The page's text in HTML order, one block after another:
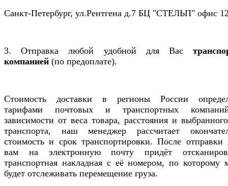
Санкт-Петербург, ул.Рентгена д.7 БЦ "СТЕЛЬП" офис
3. Отправка любой удобной для Вас
компанией (по предоплате).
Стоимость доставки в регионы России
тарифами почтовых и транспортных
зависимости от веса товара, расстояния и
транспорта, наш менеджер рассчитает
стоимость и срок транспортировки. После отправки
вам на электронную почту придёт
транспортная накладная с её номером, по которому
будет отслеживать перемещение груза.